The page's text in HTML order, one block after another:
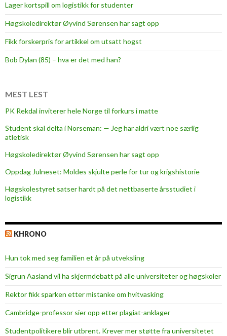
g
s
t
u
e
r
e
S
t
o
-
s
o
m
m
e
Lager kortspill om logistikk for studenter
Høgskoledirektør Øyvind Sørensen har sagt opp
Fikk forskerpris for artikkel om utsatt hogst
Bob Dylan (85) – hva er det med han?
MEST LEST
PK Rekdal inviterer hele Norge til forkurs i matte
Student skal delta i Norseman: — Jeg har aldri vært noe særlig
atletisk
Høgskoledirektør Øyvind Sørensen har sagt opp
Oppdag Julneset: Moldes skjulte perle for tur og krigshistorie
Høgskolestyret satser hardt på det nettbaserte årsstudiet i
logistikk
KHRONO
Hun tok med seg familien et år på utveksling
Sigrun Aasland vil ha skjerm­debatt på alle universiteter og høgskoler
Rektor fikk sparken etter mistanke om hvitvasking
Cambridge-professor sier opp etter plagiat-anklager
Studentpolitikere blir utbrent. Krever mer støtte fra universitetet